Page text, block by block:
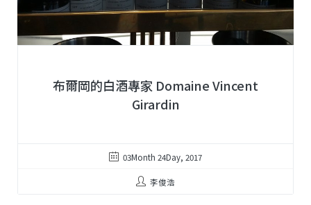
布爾岡的白酒專家 Domaine Vincent
Girardin
03Month 24Day, 2017
李俊浩